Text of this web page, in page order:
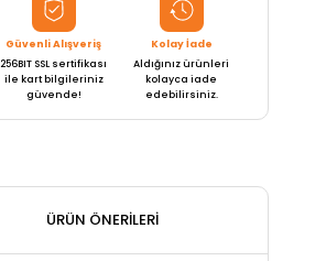
Güvenli Alışveriş
256BIT SSL sertifikası
ile kart bilgileriniz
güvende!
Kolay İade
Aldığınız ürünleri
kolayca iade
edebilirsiniz.
ÜRÜN ÖNERILERI